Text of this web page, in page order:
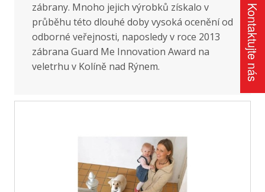
zábrany. Mnoho jejich výrobků získalo v
průběhu této dlouhé doby vysoká ocenění od
odborné veřejnosti, naposledy v roce 2013
zábrana Guard Me Innovation Award na
veletrhu v Kolíně nad Rýnem.
Kontaktujte nás